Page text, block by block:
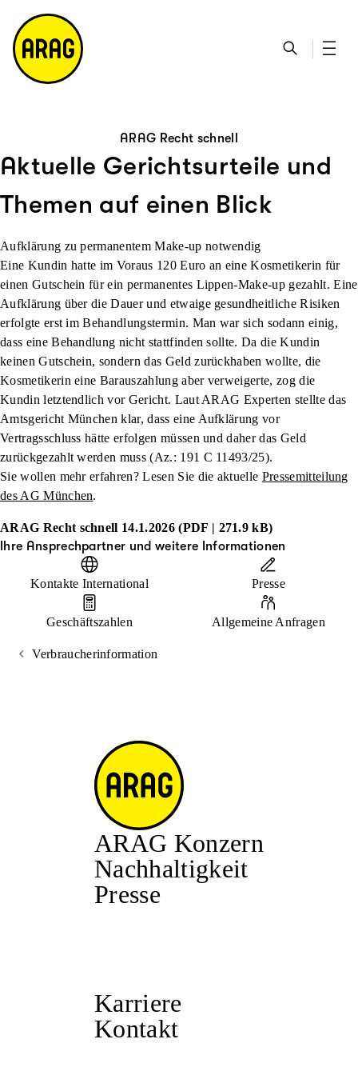
h
e
ta
k
ts
ei
te
e
m
a
p
ARAG Recht schnell
Aktuelle Gerichtsurteile und
Themen auf einen Blick
Aufklärung zu permanentem Make-up notwendig
Eine Kundin hatte im Voraus 120 Euro an eine Kosmetikerin für
einen Gutschein für ein permanentes Lippen-Make-up gezahlt. Eine
Aufklärung über die Dauer und etwaige gesundheitliche Risiken
erfolgte erst im Behandlungstermin. Man war sich sodann einig,
dass eine Behandlung nicht stattfinden sollte. Da die Kundin
keinen Gutschein, sondern das Geld zurückhaben wollte, die
Kosmetikerin eine Barauszahlung aber verweigerte, zog die
Kundin letztendlich vor Gericht. Laut ARAG Experten stellte das
Amtsgericht München klar, dass eine Aufklärung vor
Vertragsschluss hätte erfolgen müssen und daher das Geld
zurückgezahlt werden muss (Az.: 191 C 11493/25).
Sie wollen mehr erfahren? Lesen Sie die aktuelle Pressemitteilung
des AG München.
ARAG Recht schnell 14.1.2026 (PDF | 271.9 kB)
Ihre Ansprechpartner und weitere Informationen
Kontakte International Presse
Geschäftszahlen Allgemeine Anfragen
Verbraucherinformation
ARAG Konzern
Nachhaltigkeit
Presse
Karriere
Kontakt